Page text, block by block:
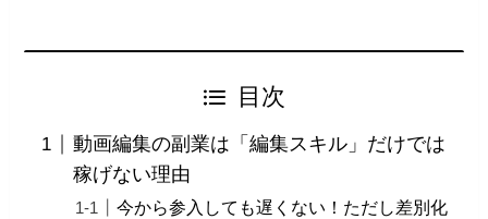
目次
動画編集の副業は「編集スキル」だけでは
稼げない理由
今から参入しても遅くない！ただし差別化